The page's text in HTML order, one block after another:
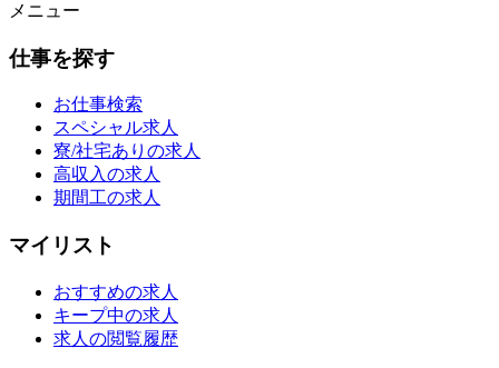
メニュー
仕事を探す
お仕事検索
スペシャル求人
寮/社宅ありの求人
高収入の求人
期間工の求人
マイリスト
おすすめの求人
キープ中の求人
求人の閲覧履歴